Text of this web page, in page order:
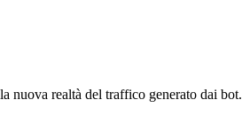
nuova realtà del traffico generato dai bot.